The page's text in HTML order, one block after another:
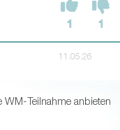
1 1
11.05.26
WM-Teilnahme anbieten